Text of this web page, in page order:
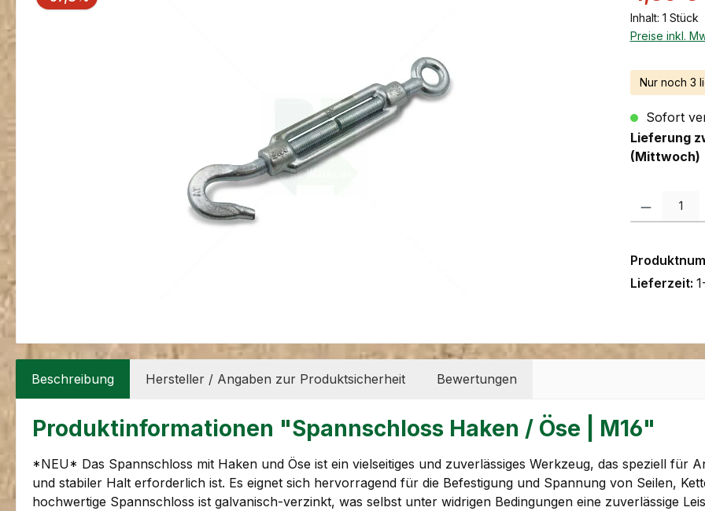
Inhalt: 1 Stück
Preise inkl.
Nur noch 3
Sofort
Lieferung
(Mittwoch)
Produkt
Lieferzeit:
Beschreibung Hersteller / Angaben zur Produktsicherheit Bewertungen
Produktinformationen "Spannschloss Haken / Öse | M16"
*NEU* Das Spannschloss mit Haken und Öse ist ein vielseitiges und zuverlässiges Werkzeug, das speziell für
und stabiler Halt erforderlich ist. Es eignet sich hervorragend für die Befestigung und Spannung von Seilen,
hochwertige Spannschloss ist galvanisch-verzinkt, was selbst unter widrigen Bedingungen eine zuverlässige